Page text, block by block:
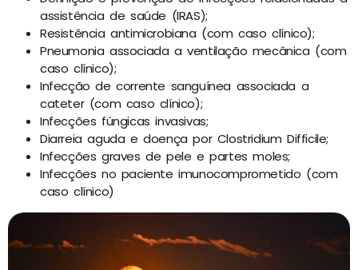
assistência de saúde (IRAS);
Resistência antimicrobiana (com caso clínico);
Pneumonia associada a ventilação mecânica (com
caso clínico);
Infecção de corrente sanguínea associada a
cateter (com caso clínico);
Infecções fúngicas invasivas;
Diarreia aguda e doença por Clostridium Difficile;
Infecções graves de pele e partes moles;
Infecções no paciente imunocomprometido (com
caso clínico)